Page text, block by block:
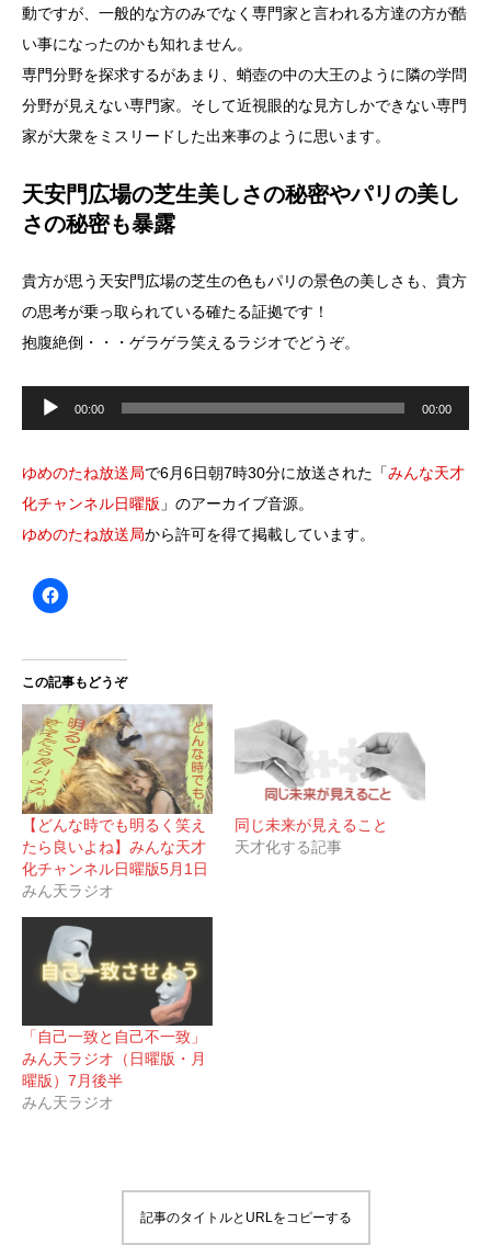
動ですが、一般的な方のみでなく専門家と言われる方達の方が酷
い事になったのかも知れません。
専門分野を探求するがあまり、蛸壺の中の大王のように隣の学問
分野が見えない専門家。そして近視眼的な見方しかできない専門
家が大衆をミスリードした出来事のように思います。
天安門広場の芝生美しさの秘密やパリの美し
さの秘密も暴露
貴方が思う天安門広場の芝生の色もパリの景色の美しさも、貴方
の思考が乗っ取られている確たる証拠です！
抱腹絶倒・・・ゲラゲラ笑えるラジオでどうぞ。
ヤ
ー
00:00 00:00
ゆめのたね放送局で6月6日朝7時30分に放送された「みんな天才
化チャンネル日曜版 」のアーカイブ音源。
ゆめのたね放送局から許可を得て掲載しています。
この記事もどうぞ
【どんな時でも明るく笑え
たら良いよね】みんな天才
化チャンネル日曜版5月1日
みん天ラジオ
同じ未来が見えること
天才化する記事
「自己一致と自己不一致」
みん天ラジオ（日曜版・月
曜版）7月後半
みん天ラジオ
記事のタイトルとURLをコピーする